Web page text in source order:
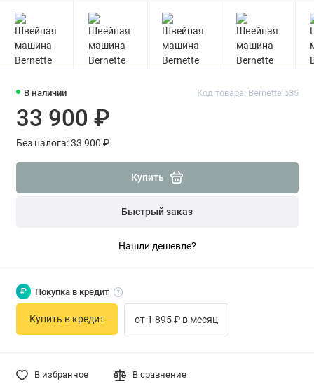
В наличии Код товара: Bernette b35
33 900 ₽
Без налога: 33 900 ₽
Купить
Быстрый заказ
Нашли дешевле?
В избранное В сравнение
₽ Покупка в кредит
Купить в кредит от 1 895 ₽ в месяц